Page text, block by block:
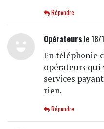
Répondre
Opérateurs le 18/
En téléphonie
opérateurs qui
services
rien.
Répondre